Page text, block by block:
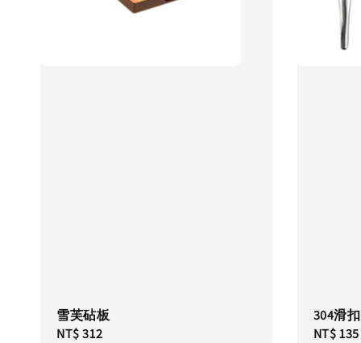
雪芙砧板
Regular
NT$ 312
304滑
Regular
NT$ 135